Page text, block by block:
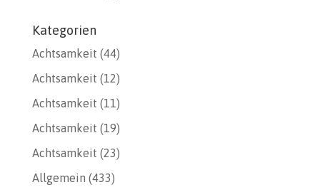
Kategorien
Achtsamkeit (44)
Achtsamkeit (12)
Achtsamkeit (11)
Achtsamkeit (19)
Achtsamkeit (23)
Allgemein (433)